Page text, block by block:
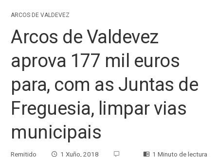
ARCOS DE VALDEVEZ
Arcos de Valdevez
aprova 177 mil euros
para, com as Juntas de
Freguesia, limpar vias
municipais
Remitido 1 Xuño, 2018 1 Minuto de lectura